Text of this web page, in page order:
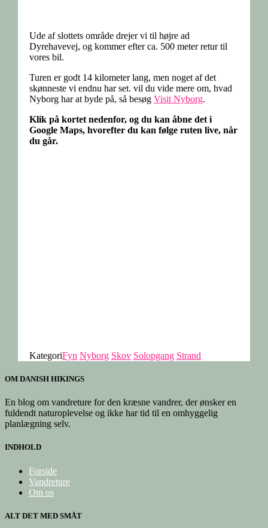
Ude af slottets område drejer vi til højre ad
Dyrehavevej, og kommer efter ca. 500 meter retur til
vores bil.
Turen er godt 14 kilometer lang, men noget af det
skønneste vi endnu har set. vil du vide mere om, hvad
Nyborg har at byde på, så besøgVisit Nyborg.
Klik på kortet nedenfor, og du kan åbne det i
Google Maps, hvorefter du kan følge ruten live, når
du går.
KategoriFyn Nyborg Skov Solopgang Strand
OM DANISH HIKINGS
En blog om vandreture for den kræsne vandrer, der ønsker en
fuldendt naturoplevelse og ikke har tid til en omhyggelig
planlægning selv.
INDHOLD
Forside
Vandreture
Om os
ALT DET MED SMÅT